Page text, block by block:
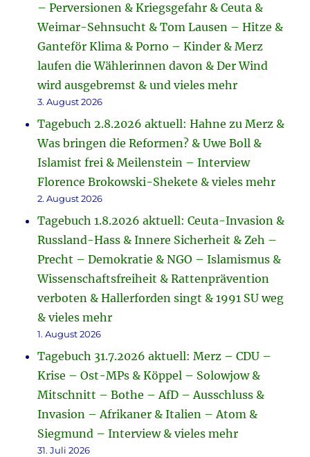
– Perversionen & Kriegsgefahr & Ceuta &
Weimar-Sehnsucht & Tom Lausen – Hitze &
Ganteför Klima & Porno – Kinder & Merz
laufen die Wählerinnen davon & Der Wind
wird ausgebremst & und vieles mehr
3. August 2026
Tagebuch 2.8.2026 aktuell: Hahne zu Merz &
Was bringen die Reformen? & Uwe Boll &
Islamist frei & Meilenstein – Interview
Florence Brokowski-Shekete & vieles mehr
2. August 2026
Tagebuch 1.8.2026 aktuell: Ceuta-Invasion &
Russland-Hass & Innere Sicherheit & Zeh –
Precht – Demokratie & NGO – Islamismus &
Wissenschaftsfreiheit & Rattenprävention
verboten & Hallerforden singt & 1991 SU weg
& vieles mehr
1. August 2026
Tagebuch 31.7.2026 aktuell: Merz – CDU –
Krise – Ost-MPs & Köppel – Solowjow &
Mitschnitt – Bothe – AfD – Ausschluss &
Invasion – Afrikaner & Italien – Atom &
Siegmund – Interview & vieles mehr
31. Juli 2026